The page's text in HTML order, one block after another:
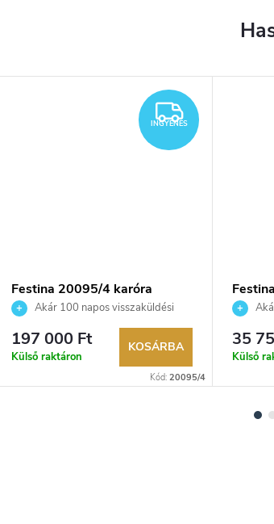
INGYENES
INGYENES
Festina 20095/4 karóra
Akár 100 napos visszaküldési
lehetőség. Hivatalos márkakereskedő.
197 000 Ft
Külső raktáron
KOSÁRBA
Kód: 20095/4
35
Külső